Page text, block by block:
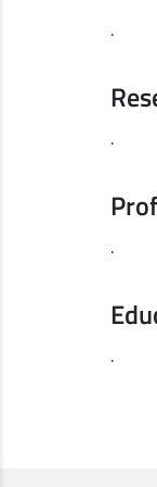
.
.
.
.